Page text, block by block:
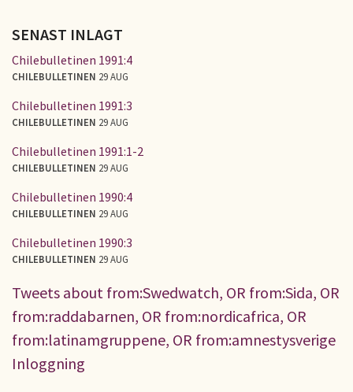
SENAST INLAGT
Chilebulletinen 1991:4
CHILEBULLETINEN 29 AUG
Chilebulletinen 1991:3
CHILEBULLETINEN 29 AUG
Chilebulletinen 1991:1-2
CHILEBULLETINEN 29 AUG
Chilebulletinen 1990:4
CHILEBULLETINEN 29 AUG
Chilebulletinen 1990:3
CHILEBULLETINEN 29 AUG
Tweets about from:Swedwatch, OR from:Sida, OR
from:raddabarnen, OR from:nordicafrica, OR
from:latinamgruppene, OR from:amnestysverige
Inloggning